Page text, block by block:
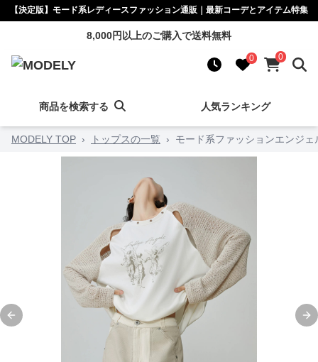
【決定版】モード系レディースファッション通販｜最新コーデとアイテム特集
8,000円以上のご購入で送料無料
0 0
商品を検索する 人気ランキング
MODELY TOP › トップスの一覧 › モード系ファッションエンジ
Previous slide